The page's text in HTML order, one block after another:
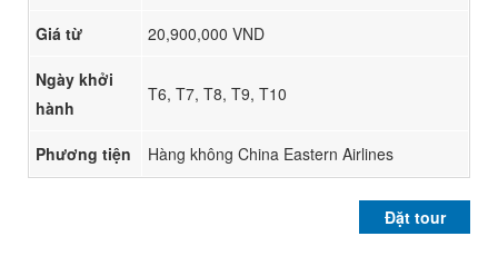
Giá từ 20,900,000 VND
Ngày khởi
hành
T6, T7, T8, T9, T10
Phương tiện Hàng không China Eastern Airlines
Đặt tour